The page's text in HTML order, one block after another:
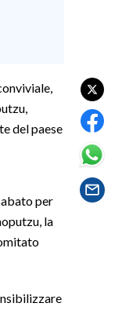
del paese
per
la